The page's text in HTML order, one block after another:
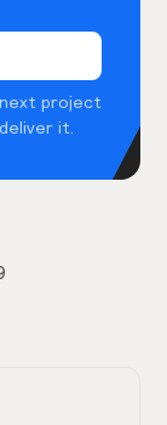
project
it.